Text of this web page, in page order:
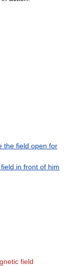
the field open for
in front of him
field